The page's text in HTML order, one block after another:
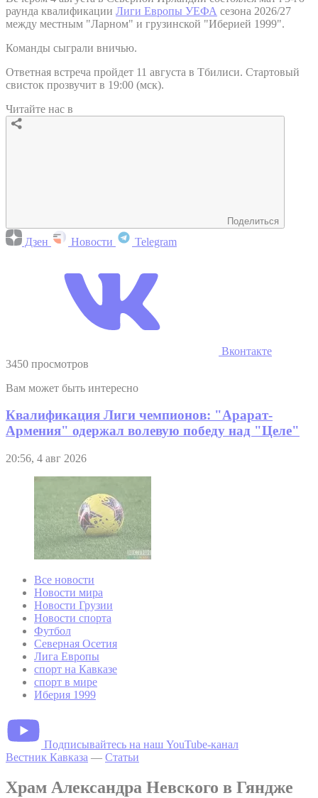
раунда квалификации Лиги Европы УЕФА сезона 2026/27
между местным "Ларном" и грузинской "Иберией 1999".
Команды сыграли вничью.
Ответная встреча пройдет 11 августа в Тбилиси. Стартовый
свисток прозвучит в 19:00 (мск).
Читайте нас в
Поделиться
Дзен Новости Telegram
Вконтакте
3450 просмотров
Вам может быть интересно
Квалификация Лиги чемпионов: "Арарат-
Армения" одержал волевую победу над "Целе"
20:56, 4 авг 2026
Все новости
Новости мира
Новости Грузии
Новости спорта
Футбол
Северная Осетия
Лига Европы
спорт на Кавказе
спорт в мире
Иберия 1999
Подписывайтесь на наш YouTube-канал
Вестник Кавказа — Статьи
Храм Александра Невского в Гяндже